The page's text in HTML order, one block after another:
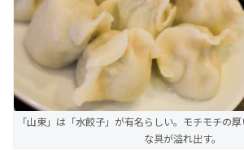
「山東」は「水餃子」が有名らしい。モチモチの
な具が溢れ出す。